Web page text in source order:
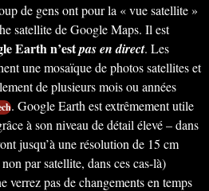
de gens ont pour la « vue satellite »
satellite de Google Maps. Il est
Earth n’estpas en direct. Les
une mosaïque de photos satellites et
de plusieurs mois ou années
. Google Earth est extrêmement utile
à son niveau de détail élevé – dans
jusqu’à une résolution de 15 cm
par satellite, dans ces cas-là)
verrez pas de changements en temps